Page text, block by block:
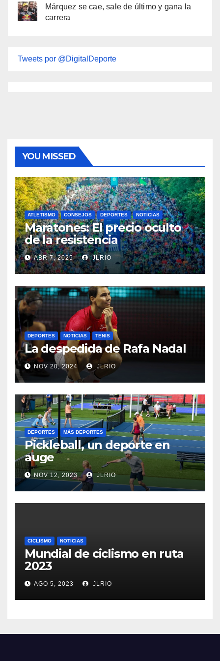
Márquez se cae, sale de último y gana la
carrera
Tweets por @DigitalDeporte
YOU MISSED
ATLETISMO CONSEJOS DEPORTES NOTICIAS
Maratones: El precio oculto
de la resistencia
ABR 7, 2025 JLRIO
DEPORTES NOTICIAS TENIS
La despedida de Rafa Nadal
NOV 20, 2024 JLRIO
DEPORTES MÁS DEPORTES
Pickleball, un deporte en
auge
NOV 12, 2023 JLRIO
CICLISMO NOTICIAS
Mundial de ciclismo en ruta
2023
AGO 5, 2023 JLRIO